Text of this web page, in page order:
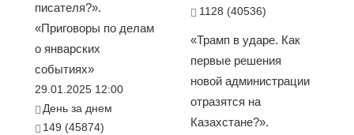
писателя?».
«Приговоры по делам
о январских
событиях»
29.01.2025 12:00
День за днем
149 (45874)
1128 (40536)
«Трамп в ударе. Как
первые решения
новой администрации
отразятся на
Казахстане?».